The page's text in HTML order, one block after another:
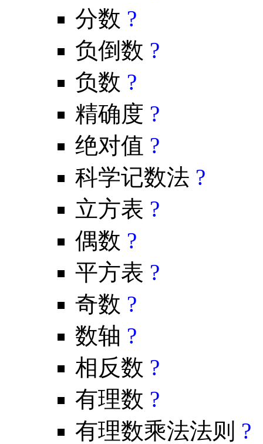
分数 ?
负倒数 ?
负数 ?
精确度 ?
绝对值 ?
科学记数法 ?
立方表 ?
偶数 ?
平方表 ?
奇数 ?
数轴 ?
相反数 ?
有理数 ?
有理数乘法法则 ?